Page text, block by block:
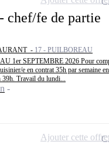
chef/fe de partie
- 17 - PUILBOREAU
1er SEPTEMBRE 2026 Pour
e en contrat 35h par semaine
39h. Travail du lundi...
Ajouter cette